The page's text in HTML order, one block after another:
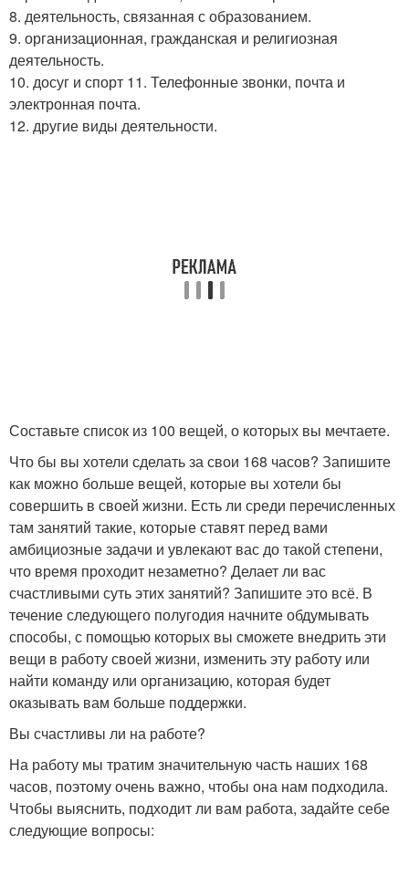
8. деятельность, связанная с образованием.
9. организационная, гражданская и религиозная
деятельность.
10. досуг и спорт 11. Телефонные звонки, почта и
электронная почта.
12. другие виды деятельности.
Составьте список из 100 вещей, о которых вы мечтаете.
Что бы вы хотели сделать за свои 168 часов? Запишите
как можно больше вещей, которые вы хотели бы
совершить в своей жизни. Есть ли среди перечисленных
там занятий такие, которые ставят перед вами
амбициозные задачи и увлекают вас до такой степени,
что время проходит незаметно? Делает ли вас
счастливыми суть этих занятий? Запишите это всё. В
течение следующего полугодия начните обдумывать
способы, с помощью которых вы сможете внедрить эти
вещи в работу своей жизни, изменить эту работу или
найти команду или организацию, которая будет
оказывать вам больше поддержки.
Вы счастливы ли на работе?
На работу мы тратим значительную часть наших 168
часов, поэтому очень важно, чтобы она нам подходила.
Чтобы выяснить, подходит ли вам работа, задайте себе
следующие вопросы: